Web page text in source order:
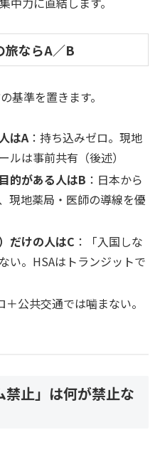
旅ならA／B
基準を置きます。
はA ：持ち込みゼロ。現地
ルは事前共有（後述）
的がある人はB ：日本から
現地薬局・医師の導線を優
だけの人はC ：「入国しな
い。HSAはトランジットで
＋公共交通では噛まない。
禁止」は何が禁止な